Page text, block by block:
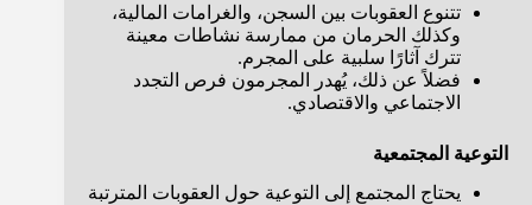
تتنوع العقوبات بين السجن، والغرامات المالية،
وكذلك الحرمان من ممارسة نشاطات معينة
تترك آثارًا سلبية على المجرم.
فضلاً عن ذلك، يُهدر المجرمون فرص التجدد
الاجتماعي والاقتصادي.
التوعية المجتمعية
يحتاج المجتمع إلى التوعية حول العقوبات المترتبة